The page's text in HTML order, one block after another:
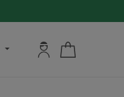
Mon compte : se